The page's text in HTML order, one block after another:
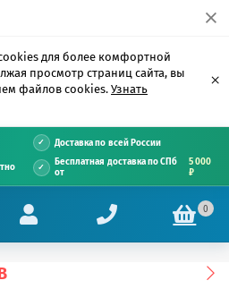
для более комфортной
просмотр страниц сайта, вы
файлов cookies. Узнать
×
Доставка по всей России
Бесплатная доставка по СПб
от
5 000
₽
0